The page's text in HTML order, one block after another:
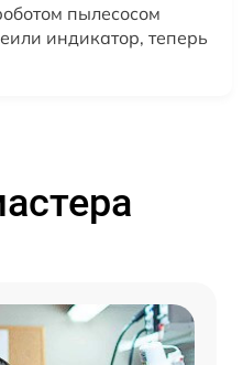
пылесосом
индикатор, теперь